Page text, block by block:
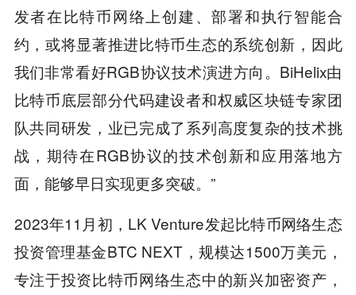
发者在比特币网络上创建、部署和执行智能合
约，或将显著推进比特币生态的系统创新，因此
我们非常看好RGB协议技术演进方向。BiHelix由
比特币底层部分代码建设者和权威区块链专家团
队共同研发，业已完成了系列高度复杂的技术挑
战，期待在RGB协议的技术创新和应用落地方
面，能够早日实现更多突破。”
2023年11月初，LK Venture发起比特币网络生态
投资管理基金BTC NEXT，规模达1500万美元，
专注于投资比特币网络生态中的新兴加密资产，